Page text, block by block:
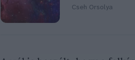
Cseh Orsolya